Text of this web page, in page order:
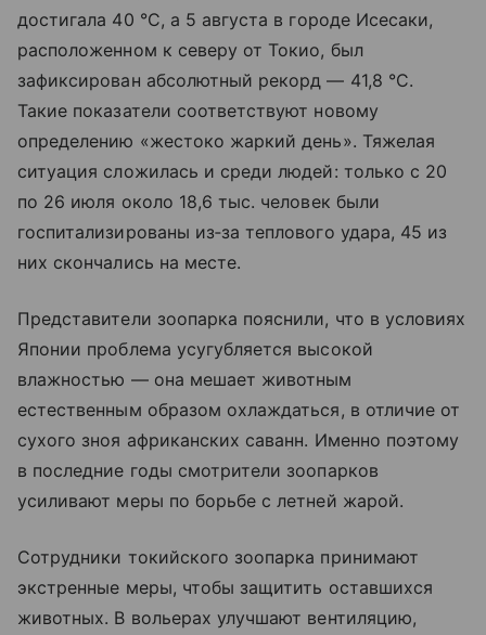
достигала 40 °C, а 5 августа в городе Исесаки,
расположенном к северу от Токио, был
зафиксирован абсолютный рекорд — 41,8 °C.
Такие показатели соответствуют новому
определению «жестоко жаркий день». Тяжелая
ситуация сложилась и среди людей: только с 20
по 26 июля около 18,6 тыс. человек были
госпитализированы из‑за теплового удара, 45 из
них скончались на месте.
Представители зоопарка пояснили, что в условиях
Японии проблема усугубляется высокой
влажностью — она мешает животным
естественным образом охлаждаться, в отличие от
сухого зноя африканских саванн. Именно поэтому
в последние годы смотрители зоопарков
усиливают меры по борьбе с летней жарой.
Сотрудники токийского зоопарка принимают
экстренные меры, чтобы защитить оставшихся
животных. В вольерах улучшают вентиляцию,